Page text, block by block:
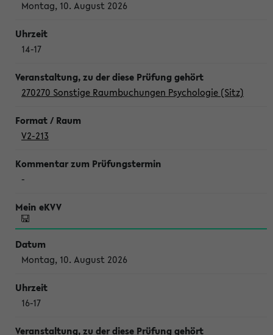
Montag, 10. August 2026
14-17
270270 Sonstige Raumbuchungen Psychologie (Sitz)
V2-213
-
Montag, 10. August 2026
16-17